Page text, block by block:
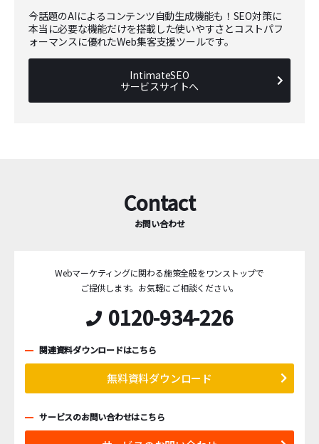
今話題のAIによるコンテンツ自動生成機能も！SEO対策に
本当に必要な機能だけを搭載した使いやすさとコストパフ
ォーマンスに優れたWeb集客支援ツールです。
IntimateSEO
サービスサイトへ
Contact
お問い合わせ
Webマーケティングに関わる施策全般をワンストップで
ご提供します。 お気軽にご相談ください。
0120-934-226
関連資料ダウンロードはこちら
無料資料ダウンロード
サービスのお問い合わせはこちら